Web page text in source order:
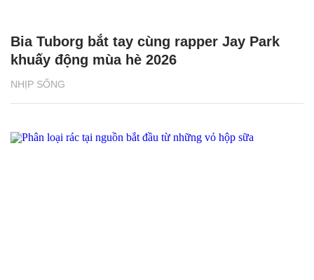
NHỊP SỐNG
Bia Tuborg bắt tay cùng rapper Jay Park
khuấy động mùa hè 2026